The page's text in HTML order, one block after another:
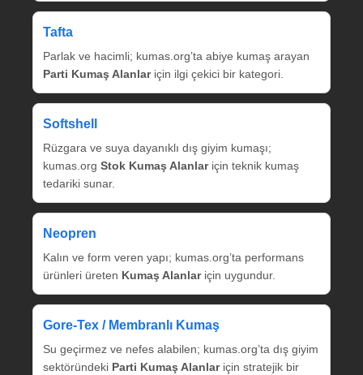
Tafta
Parlak ve hacimli; kumas.org’ta abiye kumaş arayan
Parti Kumaş Alanlariçin ilgi çekici bir kategori.
Softshell
Rüzgara ve suya dayanıklı dış giyim kumaşı;
kumas.org Stok Kumaş Alanlariçin teknik kumaş
tedariki sunar.
Neopren
Kalın ve form veren yapı; kumas.org’ta performans
ürünleri üreten Kumaş Alanlariçin uygundur.
Gore‑Tex / Membranlı Kumaş
Su geçirmez ve nefes alabilen; kumas.org’ta dış giyim
sektöründeki Parti Kumaş Alanlariçin stratejik bir